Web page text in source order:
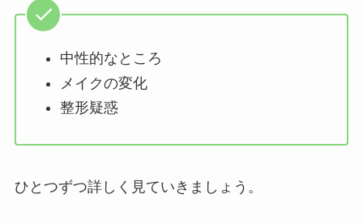
中性的なところ
メイクの変化
整形疑惑
ひとつずつ詳しく見ていきましょう。